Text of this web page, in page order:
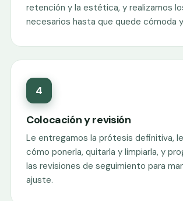
retención y la estética, y realizamos
necesarios hasta que quede cómoda
4
Colocación y revisión
Le entregamos la prótesis definitiva,
cómo ponerla, quitarla y limpiarla, y
las revisiones de seguimiento para
ajuste.